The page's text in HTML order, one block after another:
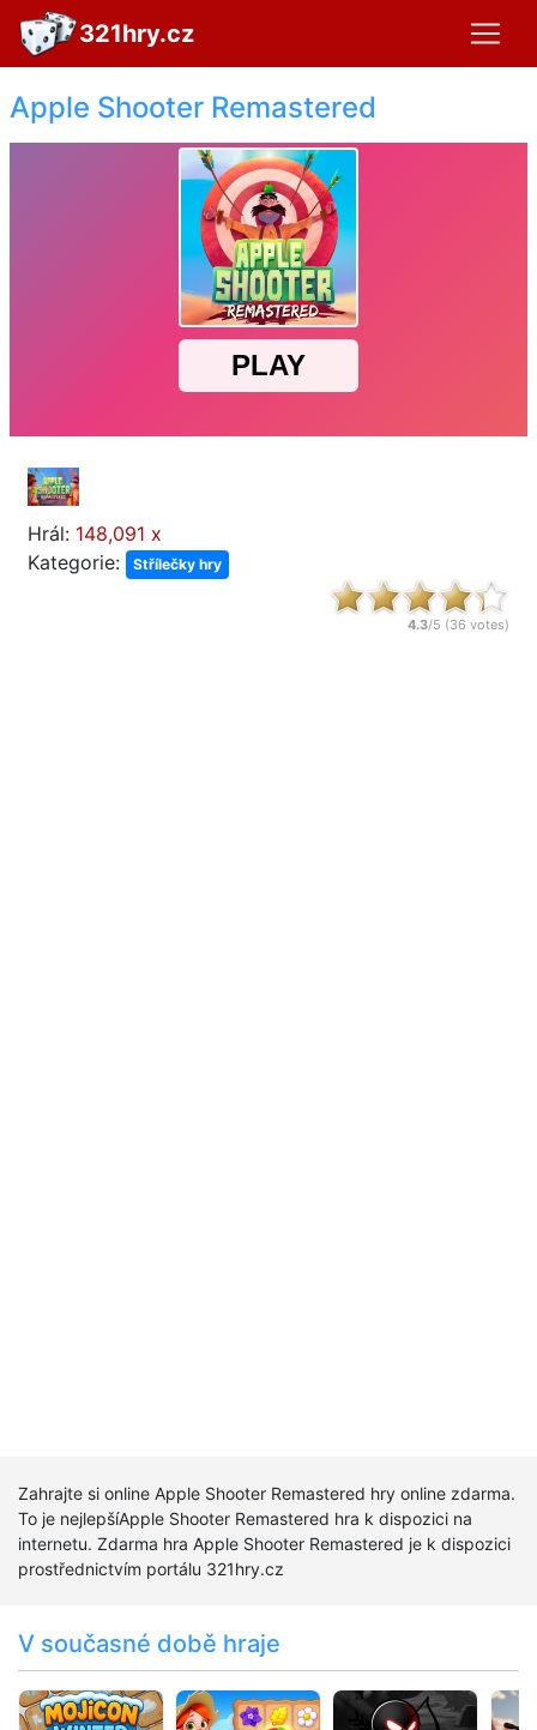
321hry.cz
Apple Shooter Remastered
Hrál: 148,091 x
Kategorie:
Střílečky hry
4.3/5 (36 votes)
Zahrajte si online Apple Shooter Remastered hry online zdarma.
To je nejlepšíApple Shooter Remastered hra k dispozici na
internetu. Zdarma hra Apple Shooter Remastered je k dispozici
prostřednictvím portálu 321hry.cz
V současné době hraje